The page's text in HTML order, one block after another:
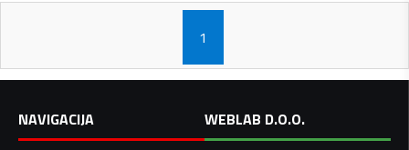
1
NAVIGACIJA
WEBLAB D.O.O.